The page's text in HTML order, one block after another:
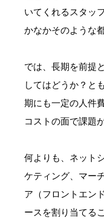
いてくれるスタッ
かなかそのような
では、長期を前提
してはどうか？と
期にも一定の人件
コストの面で課題
何よりも、ネット
ケティング、マー
ア（フロントエン
ースを割り当てる